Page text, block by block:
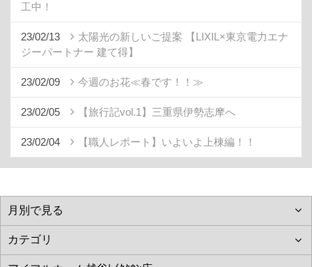
工中！
23/02/13
太陽光の新しいご提案 【LIXIL×東京電力エナ
ジーパートナー 建て得】
23/02/09 今週のお花≪春です！！≫
23/02/05 【旅行記vol.1】三重県伊勢志摩へ
23/02/04 【職人レポート】いよいよ上棟編！！